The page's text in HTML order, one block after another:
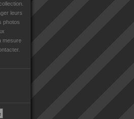
leurs
photos
mesure